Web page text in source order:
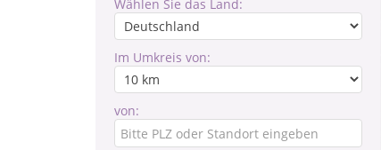
Wählen Sie das Land:
Im Umkreis von:
von: